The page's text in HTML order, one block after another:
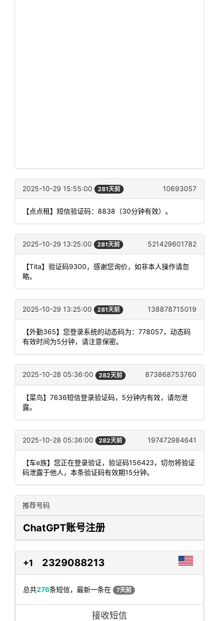
2025-10-29 15:55:00 281天前 10693057
【点点租】短信验证码：8838（30分钟有效）。
2025-10-29 13:25:00 281天前 521429601782
【Tita】验证码9300，感谢您询价，如非本人操作请忽
略。
2025-10-29 13:25:00 281天前 138878715019
【外勤365】您登录系统的动态码为：778057，动态码
有效时间为5分钟，请注意保密。
2025-10-28 05:36:00 282天前 873868753760
【菜鸟】7636短信登录验证码，5分钟内有效，请勿泄
露。
2025-10-28 05:36:00 282天前 197472984641
【车e族】您正在登录验证，验证码156423，切勿将验证
码泄露于他人，本条验证码有效期15分钟。
推荐号码
ChatGPT账号注册
+1 2329088213
总共276条短信，最新一条在 7天前
接收短信